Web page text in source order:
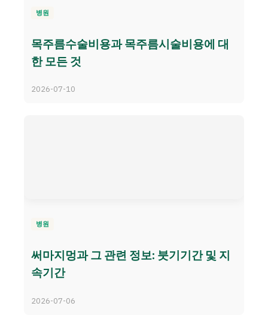
병원
목주름수술비용과 목주름시술비용에 대
한 모든 것
2026-07-10
병원
써마지멍과 그 관련 정보: 붓기기간 및 지
속기간
2026-07-06